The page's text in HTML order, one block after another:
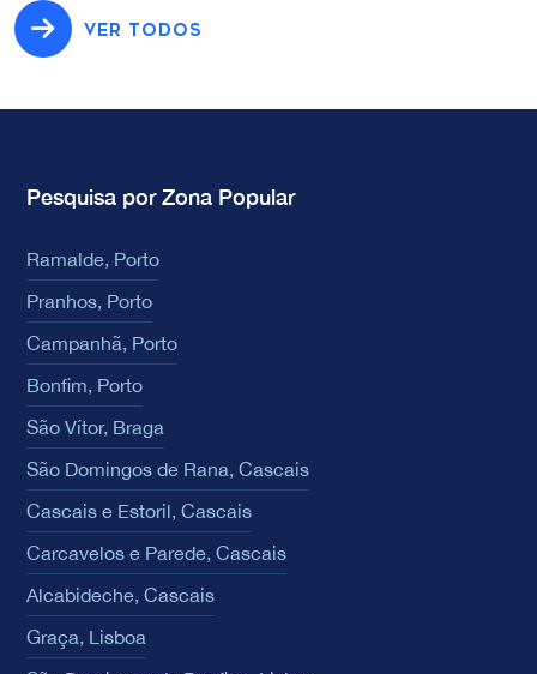
VER TODOS
Pesquisa por Zona Popular
Ramalde, Porto
Pranhos, Porto
Campanhã, Porto
Bonfim, Porto
São Vítor, Braga
São Domingos de Rana, Cascais
Cascais e Estoril, Cascais
Carcavelos e Parede, Cascais
Alcabideche, Cascais
Graça, Lisboa